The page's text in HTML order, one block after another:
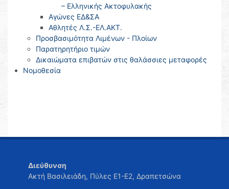
– Ελληνικής Ακτοφυλακής
Αγώνες ΕΔ&ΣΑ
Αθλητές Λ.Σ.-ΕΛ.ΑΚΤ.
Προσβασιμότητα Λιμένων - Πλοίων
Παρατηρητήριο τιμών
Δικαιώματα επιβατών στις θαλάσσιες μεταφορές
Νομοθεσία
Διεύθυνση
Ακτή Βασιλειάδη, Πύλες Ε1-Ε2, Δραπετσώνα